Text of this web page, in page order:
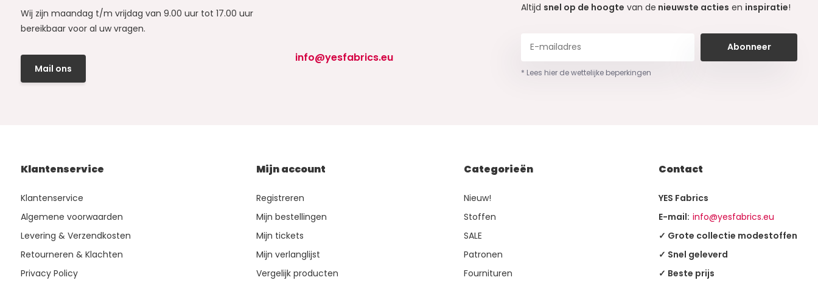
Wij zijn maandag t/m vrijdag van 9.00 uur tot 17.00 uur
bereikbaar voor al uw vragen.
Mail ons
info@yesfabrics.eu
Altijd snel op de hoogte van de nieuwste acties en inspiratie!
Abonneer
* Lees hier de wettelijke beperkingen
Klantenservice
Klantenservice
Algemene voorwaarden
Levering & Verzendkosten
Retourneren & Klachten
Privacy Policy
Mijn account
Registreren
Mijn bestellingen
Mijn tickets
Mijn verlanglijst
Vergelijk producten
Categorieën
Nieuw!
Stoffen
SALE
Patronen
Fournituren
Contact
YES Fabrics
E-mail: info@yesfabrics.eu
✓ Grote collectie modestoffen
✓ Snel geleverd
✓ Beste prijs